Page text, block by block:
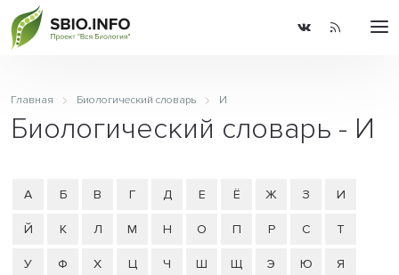
Главная Биологический словарь И
Биологический словарь - И
А Б В Г Д Е Ё Ж З И
Й К Л М Н О П Р С Т
У Ф Х Ц Ч Ш Щ Э Ю Я